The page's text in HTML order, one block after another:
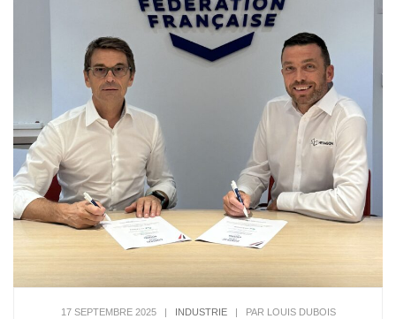
17 SEPTEMBRE 2025| INDUSTRIE| PAR LOUIS DUBOIS